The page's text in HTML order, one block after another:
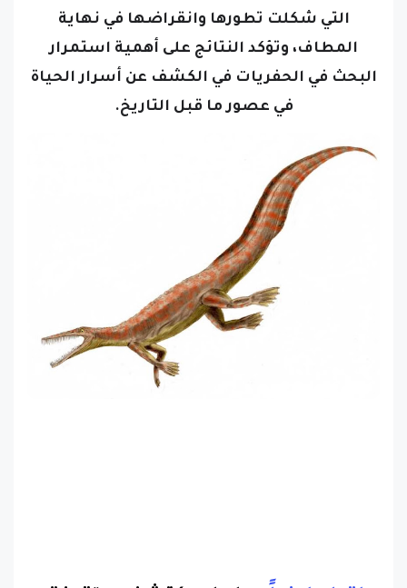
المطاف، وتؤكد النتائج على أهمية استمرار
البحث في الحفريات في الكشف عن أسرار الحياة
في عصور ما قبل التاريخ.